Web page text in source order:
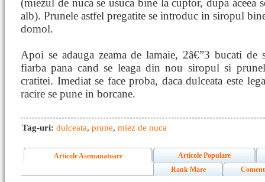
(miezul de nuca se usuca bine la cuptor, dupa aceea
alb). Prunele astfel pregatite se introduc in siropul
domol.
Apoi se adauga zeama de lamaie, 2â€”3 bucati de
fiarba pana cand se leaga din nou siropul si
cratitei. Imediat se face proba, daca dulceata este
racire se pune in borcane.
Tag-uri: dulceata, prune, miez de nuca
Articole Asemanatoare
Articole Populare
Rank Mare